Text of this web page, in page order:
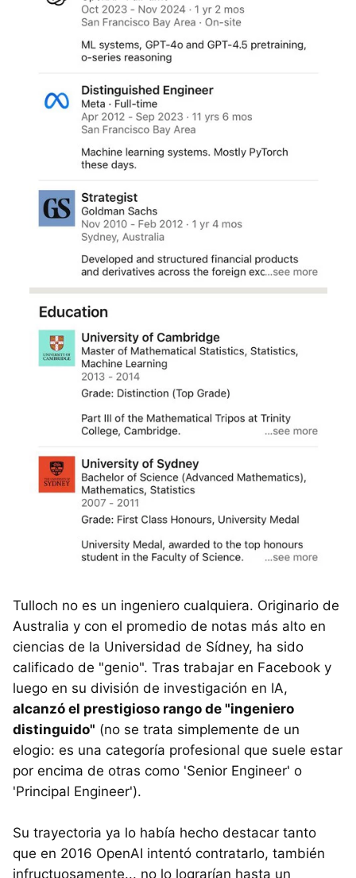
Tulloch no es un ingeniero cualquiera. Originario de
Australia y con el promedio de notas más alto en
ciencias de la Universidad de Sídney, ha sido
calificado de "genio". Tras trabajar en Facebook y
luego en su división de investigación en IA,
alcanzó el prestigioso rango de "ingeniero
distinguido" (no se trata simplemente de un
elogio: es una categoría profesional que suele estar
por encima de otras como 'Senior Engineer' o
'Principal Engineer').
Su trayectoria ya lo había hecho destacar tanto
que en 2016 OpenAI intentó contratarlo, también
infructuosamente... no lo lograrían hasta un